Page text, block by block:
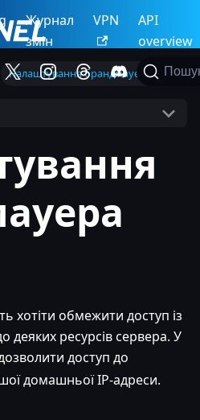
Журнал
змін
VPN
API
overview
Налаштування брандмауера
хотіти обмежити доступ із
деяких ресурсів сервера. У
доступ до
домашньої IP-адреси.